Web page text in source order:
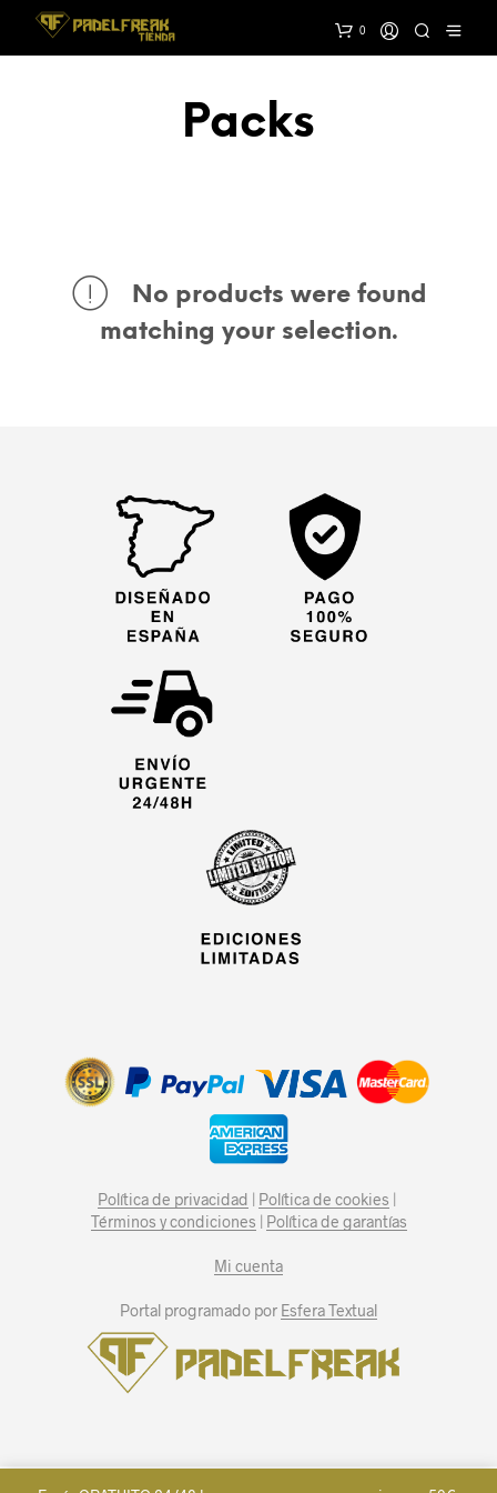
0
Packs
No products were found
matching your selection.
Política de privacidad | Política de cookies |
Términos y condiciones | Política de garantías
Mi cuenta
Portal programado por Esfera Textual
Español